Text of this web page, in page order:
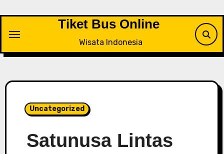
content
Tiket Bus Online
Wisata Indonesia
Uncategorized
Satunusa Lintas